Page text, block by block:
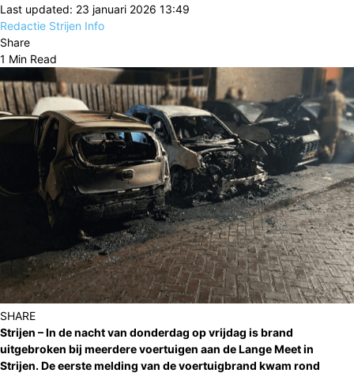
Last updated: 23 januari 2026 13:49
Redactie Strijen Info
Share
1 Min Read
SHARE
Strijen – In de nacht van donderdag op vrijdag is brand
uitgebroken bij meerdere voertuigen aan de Lange Meet in
Strijen. De eerste melding van de voertuigbrand kwam rond